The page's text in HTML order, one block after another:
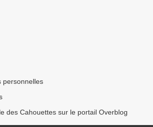
personnelles
des Cahouettes sur le portail Overblog